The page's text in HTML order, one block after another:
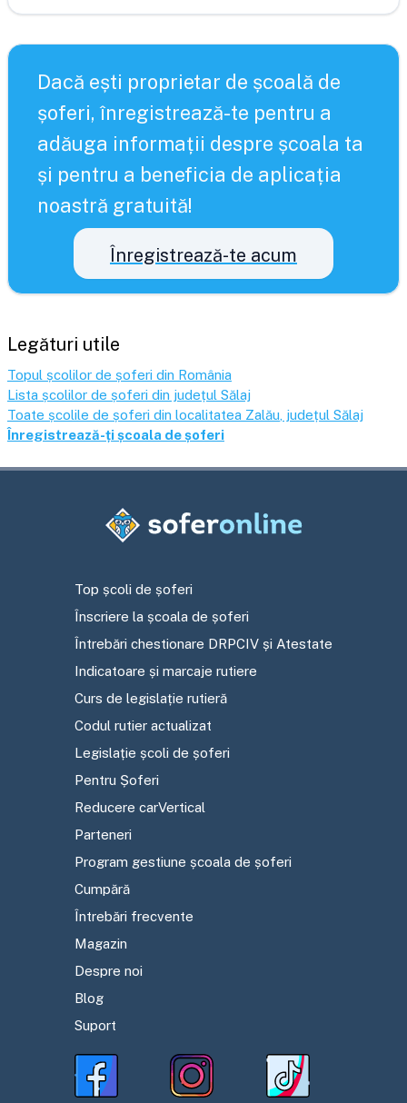
Dacă ești proprietar de școală de
șoferi, înregistrează-te pentru a
adăuga informații despre școala ta
și pentru a beneficia de aplicația
noastră gratuită!
Înregistrează-te acum
Legături utile
Topul școlilor de șoferi din România
Lista școlilor de șoferi din județul Sălaj
Toate școlile de șoferi din localitatea Zalău , județul Sălaj
Înregistrează-ți școala de șoferi
Top școli de șoferi
Înscriere la școala de șoferi
Întrebări chestionare DRPCIV și Atestate
Indicatoare și marcaje rutiere
Curs de legislație rutieră
Codul rutier actualizat
Legislație școli de șoferi
Pentru Șoferi
Reducere carVertical
Parteneri
Program gestiune școala de șoferi
Cumpără
Întrebări frecvente
Magazin
Despre noi
Blog
Suport